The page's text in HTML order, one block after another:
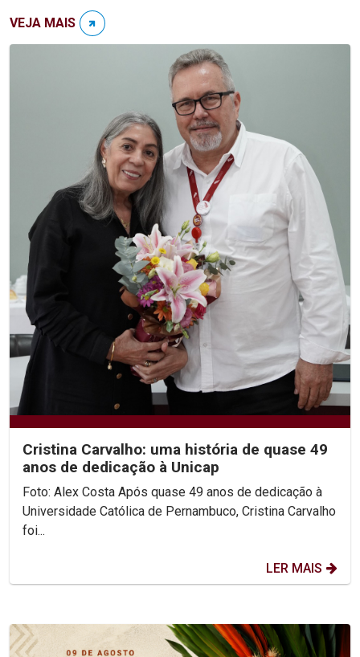
VEJA MAIS
Cristina Carvalho: uma história de quase 49
anos de dedicação à Unicap
Foto: Alex Costa Após quase 49 anos de dedicação à
Universidade Católica de Pernambuco, Cristina Carvalho
foi...
LER MAIS